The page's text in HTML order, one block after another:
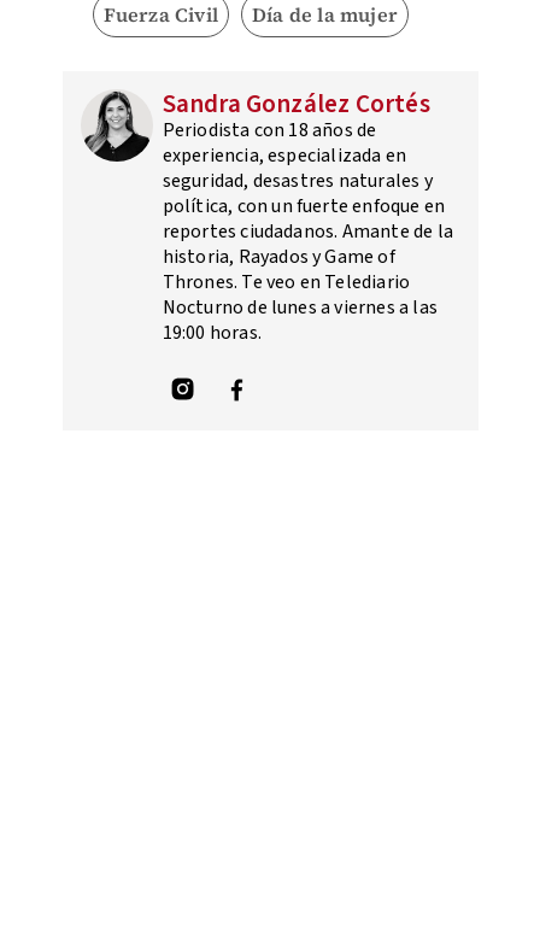
Fuerza Civil Día de la mujer
Sandra González Cortés
Periodista con 18 años de
experiencia, especializada en
seguridad, desastres naturales y
política, con un fuerte enfoque en
reportes ciudadanos. Amante de la
historia, Rayados y Game of
Thrones. Te veo en Telediario
Nocturno de lunes a viernes a las
19:00 horas.